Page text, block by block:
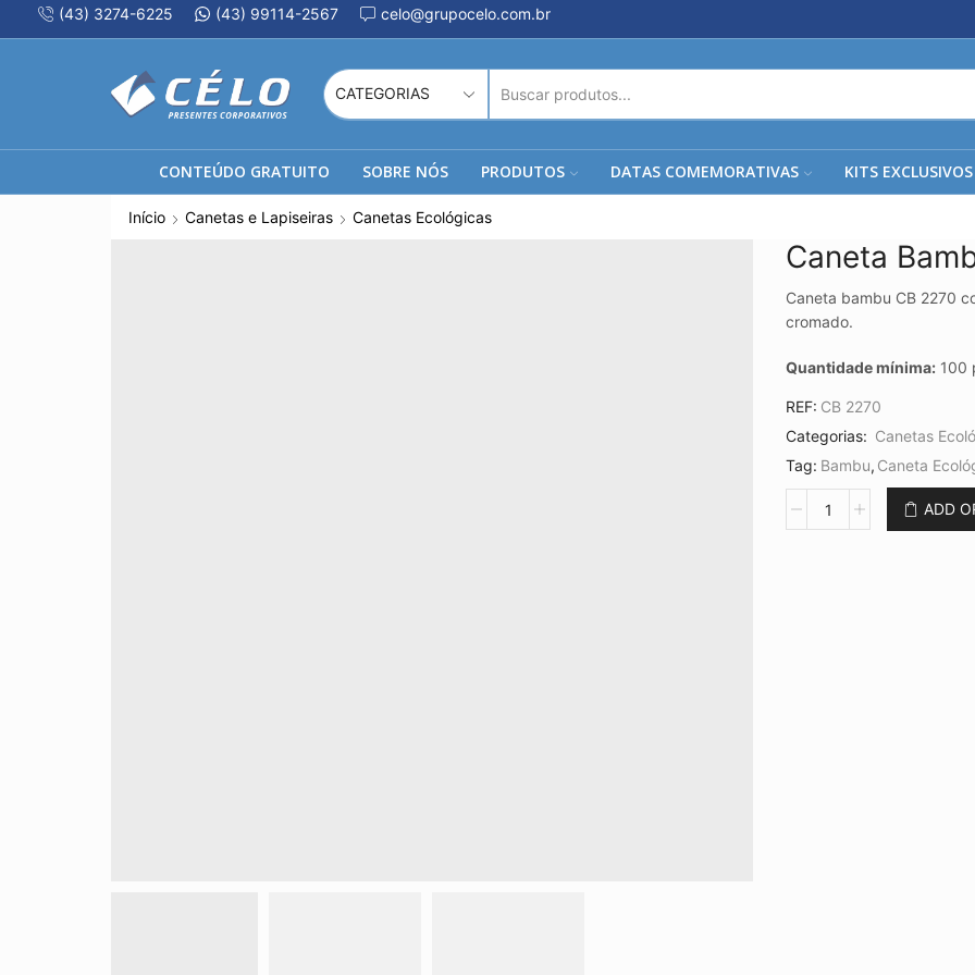
(43) 3274-6225 (43) 99114-2567 celo@grupocelo.com.br
DE
PESQUISA
CONTEÚDO GRATUITO SOBRE NÓS PRODUTOS DATAS COMEMORATIVAS KITS EXCLUSIVOS
Início Canetas e Lapiseiras Canetas Ecológicas
Caneta
Caneta bambu CB 2270
cromado.
Quantidade mínima: 100
REF: CB 2270
Categorias: Canetas
Tag: Bambu, Caneta
Bambu
ADD